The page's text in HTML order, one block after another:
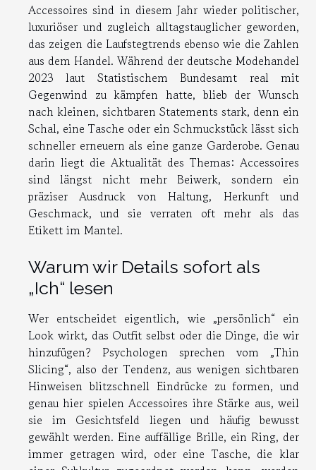
Accessoires sind in diesem Jahr wieder politischer,
luxuriöser und zugleich alltagstauglicher geworden,
das zeigen die Laufstegtrends ebenso wie die Zahlen
aus dem Handel. Während der deutsche Modehandel
2023 laut Statistischem Bundesamt real mit
Gegenwind zu kämpfen hatte, blieb der Wunsch
nach kleinen, sichtbaren Statements stark, denn ein
Schal, eine Tasche oder ein Schmuckstück lässt sich
schneller erneuern als eine ganze Garderobe. Genau
darin liegt die Aktualität des Themas: Accessoires
sind längst nicht mehr Beiwerk, sondern ein
präziser Ausdruck von Haltung, Herkunft und
Geschmack, und sie verraten oft mehr als das
Etikett im Mantel.
Warum wir Details sofort als
„Ich“ lesen
Wer entscheidet eigentlich, wie „persönlich“ ein
Look wirkt, das Outfit selbst oder die Dinge, die wir
hinzufügen? Psychologen sprechen vom „Thin
Slicing“, also der Tendenz, aus wenigen sichtbaren
Hinweisen blitzschnell Eindrücke zu formen, und
genau hier spielen Accessoires ihre Stärke aus, weil
sie im Gesichtsfeld liegen und häufig bewusst
gewählt werden. Eine auffällige Brille, ein Ring, der
immer getragen wird, oder eine Tasche, die klar